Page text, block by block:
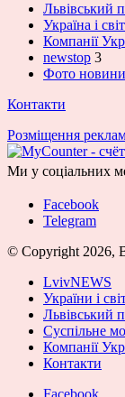
Львівський
Україна і світ
Компанії
newstop 3
Фото новини
Контакти
Розміщення
Ми у соціальних
Facebook
Telegram
© Copyright 2026,
LvivNEWS
України і
Львівський
Суспільне
Компанії
Контакти